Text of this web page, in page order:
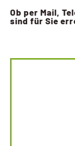
Ob per Mail,
sind für Sie